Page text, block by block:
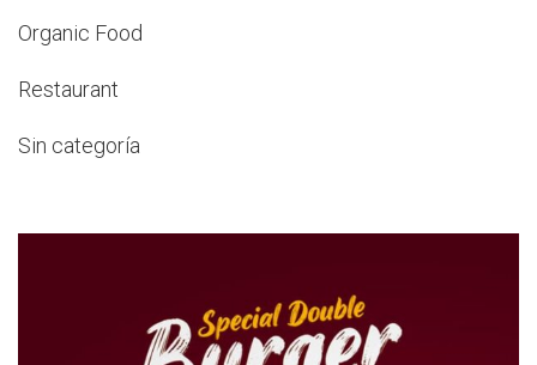
Organic Food
Restaurant
Sin categoría